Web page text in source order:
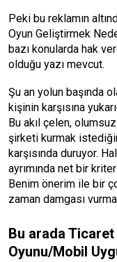
Peki bu reklamın
Oyun Geliştirmek
bazı konularda hak
olduğu yazı mevcut.
Şu an yolun başında
kişinin karşısına
Bu akıl çelen,
şirketi kurmak
karşısında duruyor.
ayrımında net bir
Benim önerim ile bir
zaman damgası
Bu arada Ticaret
Oyunu/Mobil